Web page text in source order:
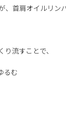
、首肩オイルリン
流すことで、
るむ